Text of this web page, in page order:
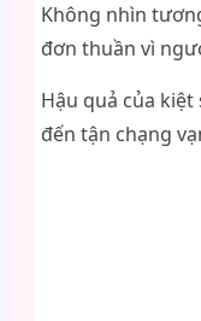
Không nhìn
đơn thuần vì
Hậu quả của
đến tận chạng